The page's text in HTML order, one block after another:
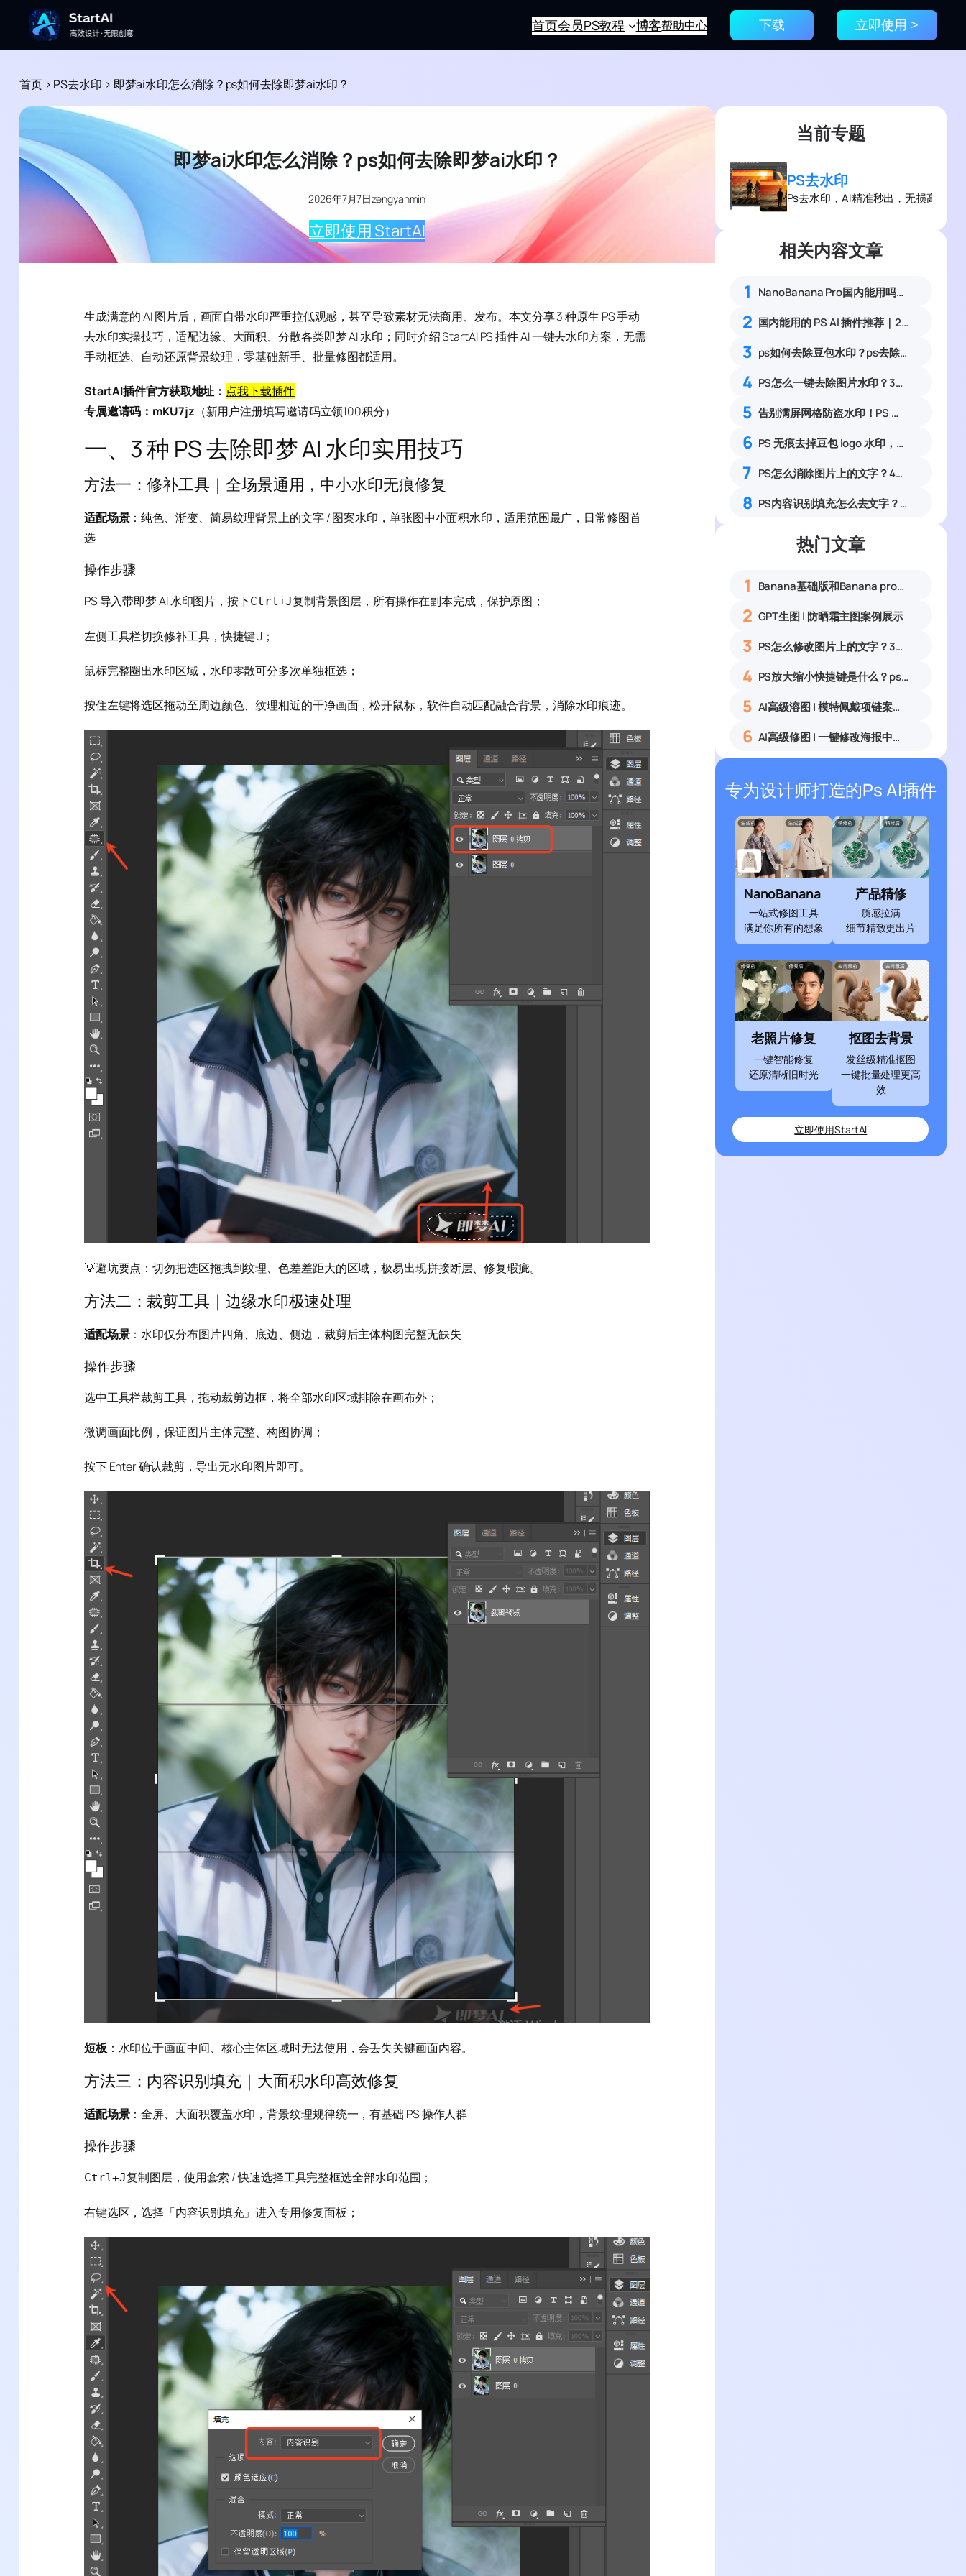
首页会员PS教程 博客帮助中心 下载 立即使用 >
首页 > PS去水印 > 即梦ai水印怎么消除？ps如何去除即梦ai水印？
即梦ai水印怎么消除？ps如何去除即梦ai水印？
2026年7月7日zengyanmin
立即使用 StartAI
生成满意的 AI 图片后，画面自带水印严重拉低观感，甚至导致素材无法商用、发布。本文分享 3 种原生 PS 手动
去水印实操技巧，适配边缘、大面积、分散各类即梦 AI 水印；同时介绍 StartAI PS 插件 AI 一键去水印方案，无需
手动框选、自动还原背景纹理，零基础新手、批量修图都适用。
StartAI插件官方获取地址： 点我下载插件
专属邀请码：mKU7jz （新用户注册填写邀请码立领100积分）
一、3 种 PS 去除即梦 AI 水印实用技巧
方法一：修补工具｜全场景通用，中小水印无痕修复
适配场景：纯色、渐变、简易纹理背景上的文字 / 图案水印，单张图中小面积水印，适用范围最广，日常修图首
选
操作步骤
PS 导入带即梦 AI 水印图片，按下Ctrl+J复制背景图层，所有操作在副本完成，保护原图；
左侧工具栏切换修补工具，快捷键 J；
鼠标完整圈出水印区域，水印零散可分多次单独框选；
按住左键将选区拖动至周边颜色、纹理相近的干净画面，松开鼠标，软件自动匹配融合背景，消除水印痕迹。
💡避坑要点：切勿把选区拖拽到纹理、色差差距大的区域，极易出现拼接断层、修复瑕疵。
方法二：裁剪工具｜边缘水印极速处理
适配场景：水印仅分布图片四角、底边、侧边，裁剪后主体构图完整无缺失
操作步骤
选中工具栏裁剪工具，拖动裁剪边框，将全部水印区域排除在画布外；
微调画面比例，保证图片主体完整、构图协调；
按下 Enter 确认裁剪，导出无水印图片即可。
短板：水印位于画面中间、核心主体区域时无法使用，会丢失关键画面内容。
方法三：内容识别填充｜大面积水印高效修复
适配场景：全屏、大面积覆盖水印，背景纹理规律统一，有基础 PS 操作人群
操作步骤
Ctrl+J复制图层，使用套索 / 快速选择工具完整框选全部水印范围；
右键选区，选择「内容识别填充」进入专用修复面板；
当前专题
PS去水印
Ps去水印，AI精准秒出，无损高效去
相关内容文章
1 NanoBanana Pro国内能用吗？Nano banana使用教程
2 国内能用的 PS AI 插件推荐｜2026 4款AI插件最新实测
3 ps如何去除豆包水印？ps去除豆包水印的6种方法
4 PS怎么一键去除图片水印？3种方法无痕清除各类图片水印
5 告别满屏网格防盗水印！PS 插件 StartAI 一键拯救人像大片
6 PS 无痕去掉豆包 logo 水印，原生工具 + StartAI 一键去水印双方案详解
7 PS怎么消除图片上的文字？4种无痕去除图片文字实操完整教程
8 PS内容识别填充怎么去文字？4步快速清除水印
热门文章
1 Banana基础版和Banana pro区别对比丨具体案例应用+使用教程
2 GPT生图 | 防晒霜主图案例展示
3 PS怎么修改图片上的文字？3种无痕改字方法，新手也能搞定
4 PS放大缩小快捷键是什么？ps怎么把图片拉大拉小？
5 AI高级溶图 | 模特佩戴项链案例展示
6 AI高级修图 | 一键修改海报中的文字
专为设计师打造的Ps AI插件
NanoBanana
一站式修图工具
满足你所有的想象
产品精修
质感拉满
细节精致更出片
老照片修复
一键智能修复
还原清晰旧时光
抠图去背景
发丝级精准抠图
一键批量处理更高
效
立即使用StartAI